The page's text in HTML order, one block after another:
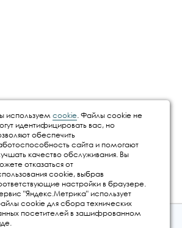
© 2026
используем cookie. Файлы cookie не
идентифицировать вас, но
обеспечить
сайта и помогают
качество обслуживания. Вы
отказаться от
cookie, выбрав
настройки в браузере.
"Яндекс.Метрика" использует
cookie для сбора технических
посетителей в зашифрованном